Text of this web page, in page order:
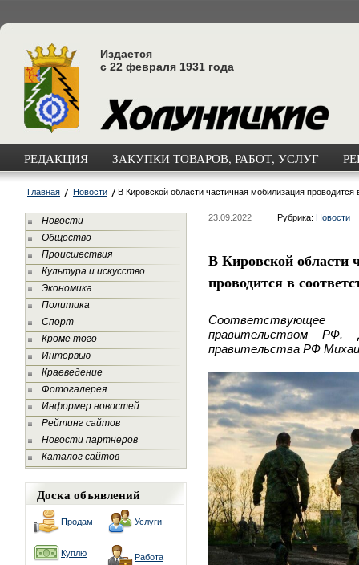
Издается
с 22 февраля 1931 года
РЕДАКЦИЯ ЗАКУПКИ ТОВАРОВ, РАБОТ, УСЛУГ
Главная Новости В Кировской области частичная мобилизация
Новости
Общество
Происшествия
Культура и искусство
Экономика
Политика
Спорт
Кроме того
Интервью
Краеведение
Фотогалерея
Информер новостей
Рейтинг сайтов
Новости партнеров
Каталог сайтов
Доска объявлений
Продам Услуги
Куплю Работа
23.09.2022 Рубрика: Новости
В Кировской области
проводится в
Соответствующее
правительством РФ.
правительства РФ